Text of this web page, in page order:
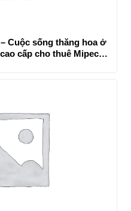
Cuộc sống thăng hoa ở
cấp cho thuê Mipec